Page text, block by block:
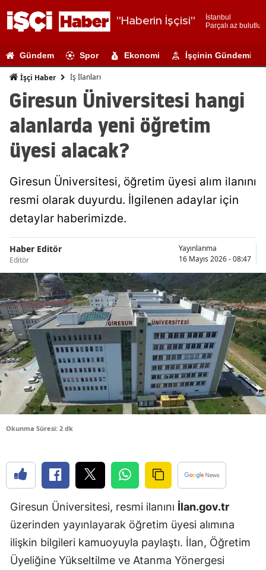
"Haberin İşçisi"
İstanbul
Parçalı az bulutlu
Adıyaman
Ağrı
Antalya
Artvin
Balıkesir
Bilecik
Bingöl
Bitlis
Bolu
Burdur
Bursa
Çorum
Diyarbakır
Edirne
Gündem Spor Ekonomi İşçinin Gündemi
İşçi Haber İş İlanları
Giresun Üniversitesi hangi
alanlarda yeni öğretim
üyesi alacak?
Giresun Üniversitesi, öğretim üyesi alım ilanını
resmi olarak duyurdu. İlgilenen adaylar için
detaylar haberimizde.
Haber Editör
Editör
Yayınlanma
16 Mayıs 2026 - 08:47
Okunma Süresi: 2 dk
Giresun Üniversitesi, resmi ilanını İlan.gov.tr
üzerinden yayınlayarak öğretim üyesi alımına
ilişkin bilgileri kamuoyuyla paylaştı. İlan, Öğretim
Üyeliğine Yükseltilme ve Atanma Yönergesi